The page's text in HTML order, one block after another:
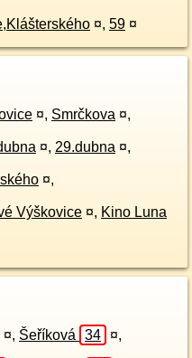
¤, 59 ¤
¤, Smrčkova ¤,
¤, 29.dubna ¤,
¤,
Výškovice ¤, Kino Luna
¤, Šeříková 34 ¤,